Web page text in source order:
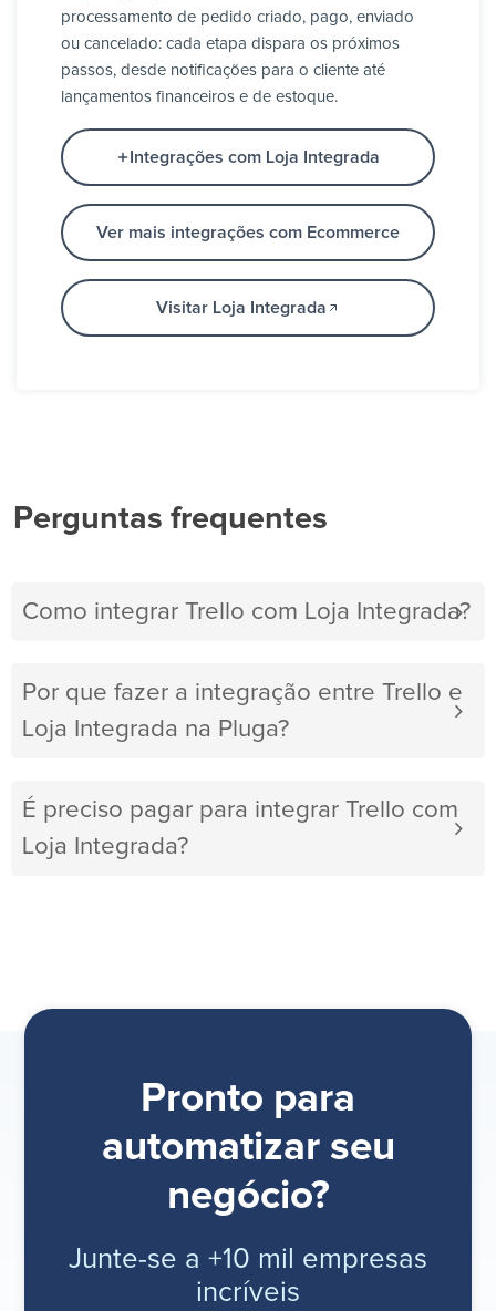
processamento de pedido criado, pago, enviado
ou cancelado: cada etapa dispara os próximos
passos, desde notificações para o cliente até
lançamentos financeiros e de estoque.
Integrações com Loja Integrada
Ver mais integrações com Ecommerce
Visitar Loja Integrada
Perguntas frequentes
Como integrar Trello com Loja Integrada?
Por que fazer a integração entre Trello e
Loja Integrada na Pluga?
É preciso pagar para integrar Trello com
Loja Integrada?
Pronto para
automatizar seu
negócio?
Junte-se a +10 mil empresas
incríveis